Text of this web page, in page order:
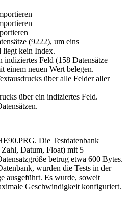
(9222), um eins
liegt kein Index.
indiziertes Feld (158 Datensätze
einem neuen Wert belegen.
über alle Felder aller
über ein indiziertes Feld.
Die Testdatenbank
Zahl, Datum, Float) mit 5
betrug etwa 600 Bytes.
wurden die Tests in der
ausgeführt. Es wurde, soweit
Geschwindigkeit konfiguriert.